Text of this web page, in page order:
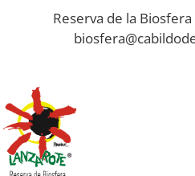
Reserva de la